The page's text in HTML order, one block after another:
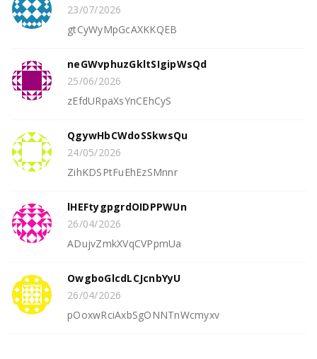
23/07/2026
gtCyWyMpGcAXKKQEB
neGWvphuzGkltSIgipWsQd
25/06/2026
zEfdURpaXsYnCEhCyS
QgywHbCWdoSSkwsQu
24/05/2026
ZihKDSPtFuEhEzSMnnr
lHEFtygpgrdOIDPPWUn
26/04/2026
ADujvZmkXVqCVPpmUa
OwgboGlcdLCJcnbYyU
26/04/2026
pOoxwRciAxbSgONNTnWcmyxv